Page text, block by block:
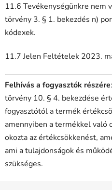
11.6 Tevékenységünkre nem
törvény 3. § 1. bekezdés n)
kódexek.
11.7 Jelen Feltételek 2023.
Felhívás a fogyasztók részére
törvény 10. § 4. bekezdése
fogyasztótól a termék
amennyiben a termékkel való
okozta az értékcsökkenést,
ami a tulajdonságok és
szükséges.